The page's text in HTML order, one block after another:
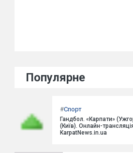
Популярне
#Спорт
Гандбол. «Карпати»
(Київ). Онлайн-
KarpatNews.in.ua